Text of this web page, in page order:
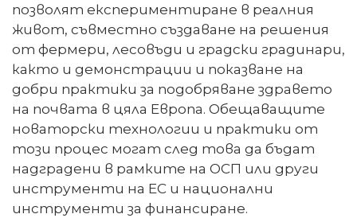
позволят експериментиране в реалния
живот, съвместно създаване на решения
от фермери, лесовъди и градски градинари,
както и демонстрации и показване на
добри практики за подобряване здравето
на почвата в цяла Европа. Обещаващите
новаторски технологии и практики от
този процес могат след това да бъдат
надградени в рамките на ОСП или други
инструменти на ЕС и национални
инструменти за финансиране.